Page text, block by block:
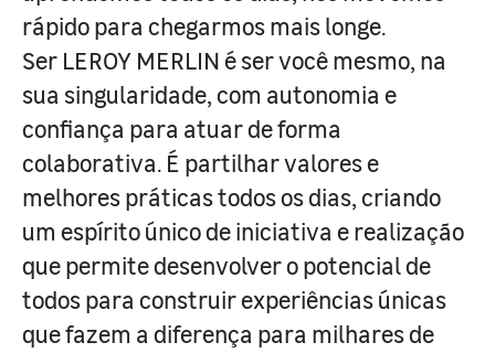
rápido para chegarmos mais longe.
Ser LEROY MERLIN é ser você mesmo, na
sua singularidade, com autonomia e
confiança para atuar de forma
colaborativa. É partilhar valores e
melhores práticas todos os dias, criando
um espírito único de iniciativa e realização
que permite desenvolver o potencial de
todos para construir experiências únicas
que fazem a diferença para milhares de